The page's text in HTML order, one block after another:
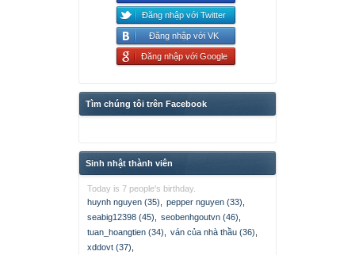
Đăng nhập với Twitter
Đăng nhập với VK
Đăng nhập với Google
Tìm chúng tôi trên Facebook
Sinh nhật thành viên
Today is 7 people's birthday.
huynh nguyen (35)
pepper nguyen (33)
seabig12398 (45)
seobenhgoutvn (46)
tuan_hoangtien (34)
ván của nhà thầu (36)
xddovt (37)